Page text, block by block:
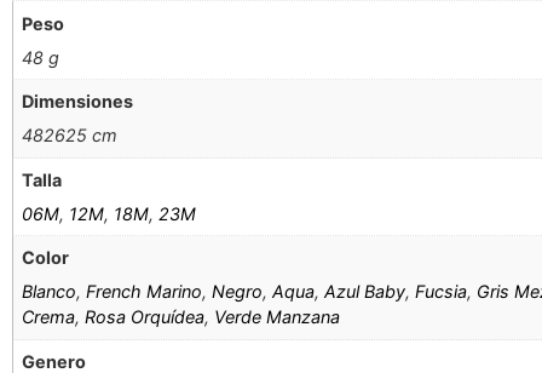
Peso
48 g
Dimensiones
482625 cm
Talla
06M, 12M, 18M, 23M
Color
Blanco,French Marino,Negro,Aqua,Azul Baby,Fucsia, Gris
Crema,Rosa Orquídea, Verde Manzana
Genero